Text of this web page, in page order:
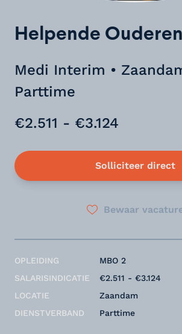
Helpende
Medi Interim •
Parttime
€2.511 - €3.124
Solliciteer direct
Bewaar
OPLEIDING
SALARISINDICATIE
LOCATIE
DIENSTVERBAND
MBO 2
€2.511 - €3.124
Zaandam
Parttime